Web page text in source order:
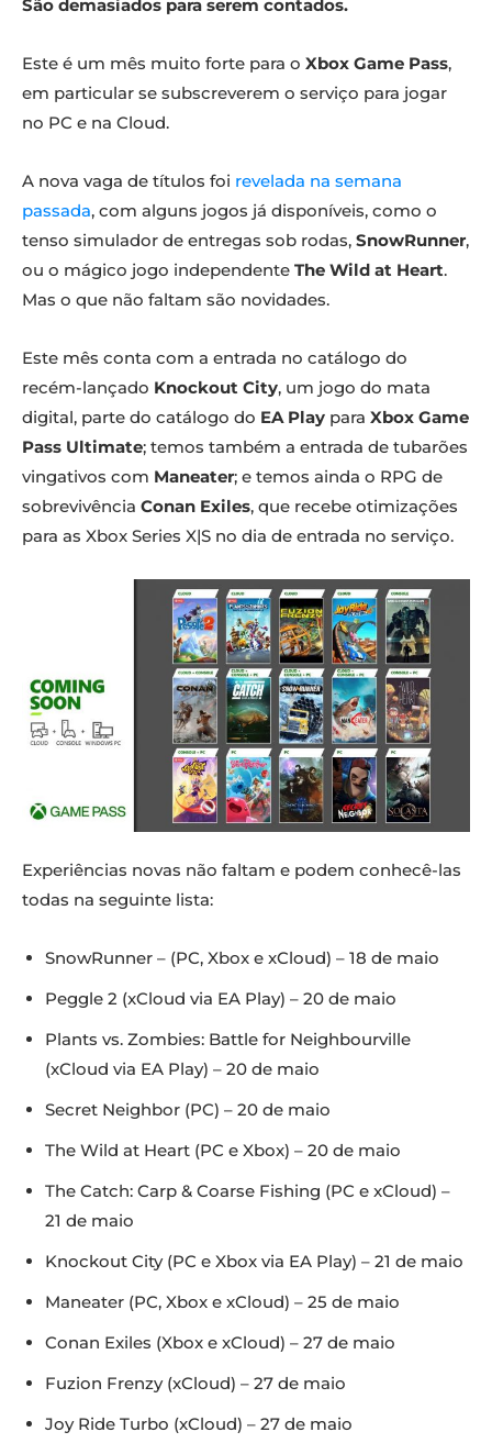
São demasiados para serem contados.
Este é um mês muito forte para o Xbox Game Pass,
em particular se subscreverem o serviço para jogar
no PC e na Cloud.
A nova vaga de títulos foi revelada na semana
passada, com alguns jogos já disponíveis, como o
tenso simulador de entregas sob rodas, SnowRunner,
ou o mágico jogo independente The Wild at Heart.
Mas o que não faltam são novidades.
Este mês conta com a entrada no catálogo do
recém-lançado Knockout City, um jogo do mata
digital, parte do catálogo do EA Play para Xbox Game
Pass Ultimate; temos também a entrada de tubarões
vingativos com Maneater; e temos ainda o RPG de
sobrevivência Conan Exiles, que recebe otimizações
para as Xbox Series X|S no dia de entrada no serviço.
Experiências novas não faltam e podem conhecê-las
todas na seguinte lista:
SnowRunner – (PC, Xbox e xCloud) – 18 de maio
Peggle 2 (xCloud via EA Play) – 20 de maio
Plants vs. Zombies: Battle for Neighbourville
(xCloud via EA Play) – 20 de maio
Secret Neighbor (PC) – 20 de maio
The Wild at Heart (PC e Xbox) – 20 de maio
The Catch: Carp & Coarse Fishing (PC e xCloud) –
21 de maio
Knockout City (PC e Xbox via EA Play) – 21 de maio
Maneater (PC, Xbox e xCloud) – 25 de maio
Conan Exiles (Xbox e xCloud) – 27 de maio
Fuzion Frenzy (xCloud) – 27 de maio
Joy Ride Turbo (xCloud) – 27 de maio